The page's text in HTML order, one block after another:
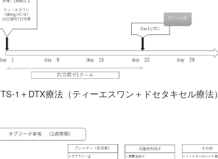
TS-1＋DTX療法（ティーエスワン＋ドセタキセル療法）